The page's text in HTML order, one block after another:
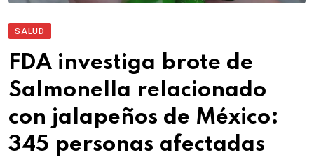
SALUD
FDA investiga brote de
Salmonella relacionado
con jalapeños de México:
345 personas afectadas